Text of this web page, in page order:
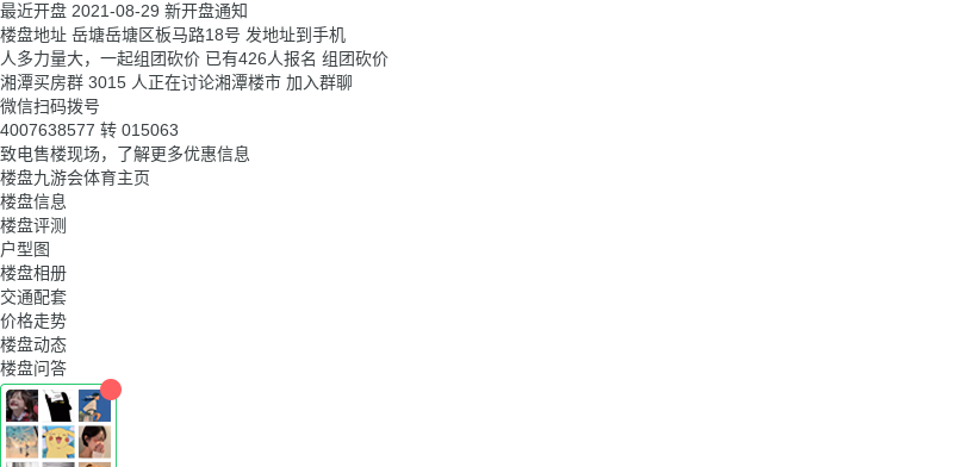
最近开盘 2021-08-29 新开盘通知
楼盘地址 岳塘岳塘区板马路18号 发地址到手机
人多力量大，一起组团砍价 已有426人报名 组团砍价
湘潭买房群 3015 人正在讨论湘潭楼市 加入群聊
微信扫码拨号
4007638577 转 015063
致电售楼现场，了解更多优惠信息
楼盘九游会体育主页
楼盘信息
楼盘评测
户型图
楼盘相册
交通配套
价格走势
楼盘动态
楼盘问答